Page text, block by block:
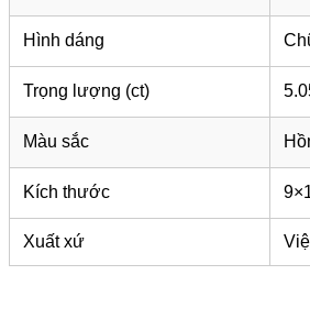
Hình dáng
Trọng lượng (ct)
Màu sắc
Kích thước
Xuất xứ